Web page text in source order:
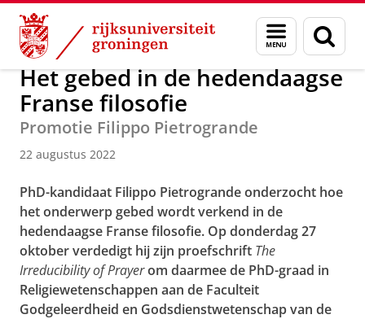
Skip
Content
Skip
Navigation
Menu
en
zoeken
Over ons Actueel Nieuws Nieuwsberichten
Het gebed in de hedendaagse
Franse filosofie
Promotie Filippo Pietrogrande
22 augustus 2022
PhD-kandidaat Filippo Pietrogrande onderzocht hoe
het onderwerp gebed wordt verkend in de
hedendaagse Franse filosofie. Op donderdag 27
oktober verdedigt hij zijn proefschrift The
Irreducibility of Prayerom daarmee de PhD-graad in
Religiewetenschappen aan de Faculteit
Godgeleerdheid en Godsdienstwetenschap van de